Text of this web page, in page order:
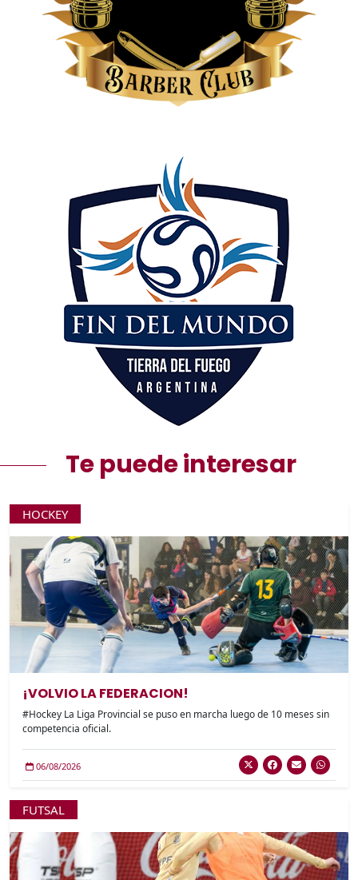
Te puede interesar
HOCKEY
¡VOLVIO LA FEDERACION!
#Hockey La Liga Provincial se puso en marcha luego de 10 meses sin
competencia oficial.
06/08/2026
FUTSAL